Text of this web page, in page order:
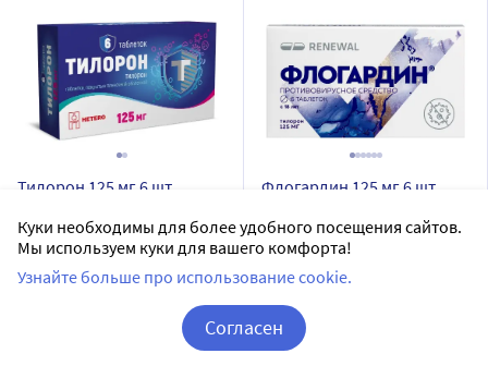
Тилорон 125 мг 6 шт.
пленочной оболочкой
МАКИЗ-ФАРМА ООО
таблетки, покрытые пленочной оболочкой
Дозировка 125 мг
Флогардин 125 мг 6 шт.
пленочной оболочкой
RENEWAL
таблетки, покрытые пленочной оболочкой
Дозировка 125 мг
6 шт в уп.
Куки необходимы для более удобного посещения сайтов.
Мы используем куки для вашего комфорта!
Узнайте больше про использование cookie.
Согласен